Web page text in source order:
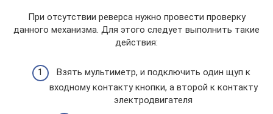
При отсутствии реверса нужно провести проверку
данного механизма. Для этого следует выполнить такие
действия:
Взять мультиметр, и подключить один щуп к
входному контакту кнопки, а второй к контакту
электродвигателя